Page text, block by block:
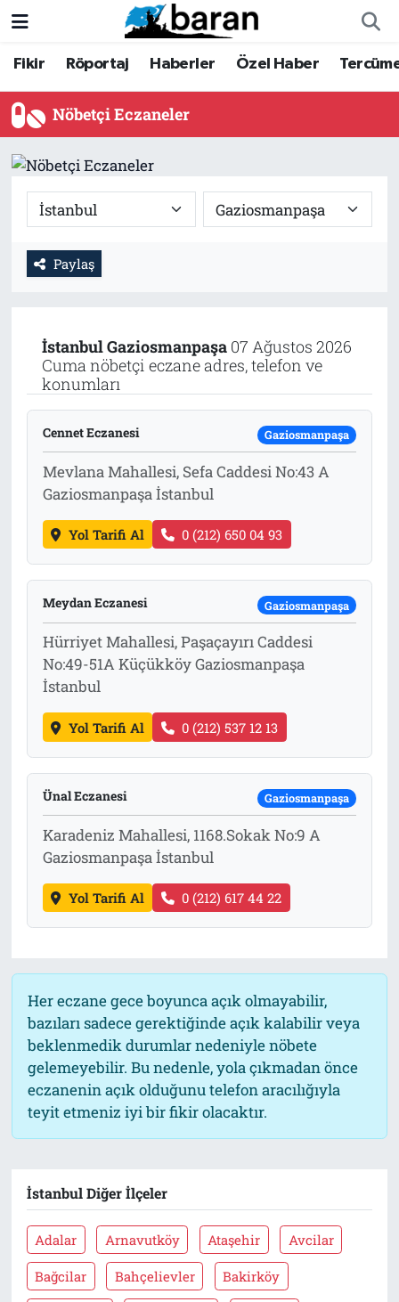
Fikir Röportaj Haberler Özel Haber
Nöbetçi Eczaneler
Paylaş
İstanbulGaziosmanpaşa07 Ağustos 2026
Cuma nöbetçi eczane adres, telefon ve
konumları
Cennet Eczanesi Gaziosmanpaşa
Mevlana Mahallesi, Sefa Caddesi No:43 A
Gaziosmanpaşa İstanbul
Yol Tarifi Al 0 (212) 650 04 93
Meydan Eczanesi Gaziosmanpaşa
Hürriyet Mahallesi, Paşaçayırı Caddesi
No:49-51A Küçükköy Gaziosmanpaşa
İstanbul
Yol Tarifi Al 0 (212) 537 12 13
Ünal Eczanesi Gaziosmanpaşa
Karadeniz Mahallesi, 1168.Sokak No:9 A
Gaziosmanpaşa İstanbul
Yol Tarifi Al 0 (212) 617 44 22
Her eczane gece boyunca açık olmayabilir,
bazıları sadece gerektiğinde açık kalabilir veya
beklenmedik durumlar nedeniyle nöbete
gelemeyebilir. Bu nedenle, yola çıkmadan önce
eczanenin açık olduğunu telefon aracılığıyla
teyit etmeniz iyi bir fikir olacaktır.
İstanbul Diğer İlçeler
Adalar Arnavutköy Ataşehir Avcilar
Bağcilar Bahçelievler Bakirköy
Fikir
Röportaj
Haberler
Özel Haber
Tercüme
Büyük Doğu-İbda
Dergi
Tarih
Fikir
Röportaj
Haberler
Özel Haber
Tercüme
Büyük Doğu-İbda
Dergi
İletişim
Künye
Nöbetçi Eczaneler
Hava Durumu
Trafik Durumu
Süper Lig Puan Durumu ve Fikstür
Tüm Manşetler
Haber Arşivi